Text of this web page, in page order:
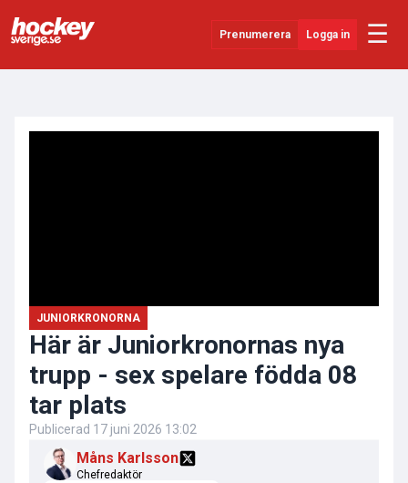
Prenumerera Logga in ☰
JUNIORKRONORNA
Här är Juniorkronornas nya
trupp - sex spelare födda 08
tar plats
Publicerad 17 juni 2026 13:02
Måns Karlsson
Chefredaktör